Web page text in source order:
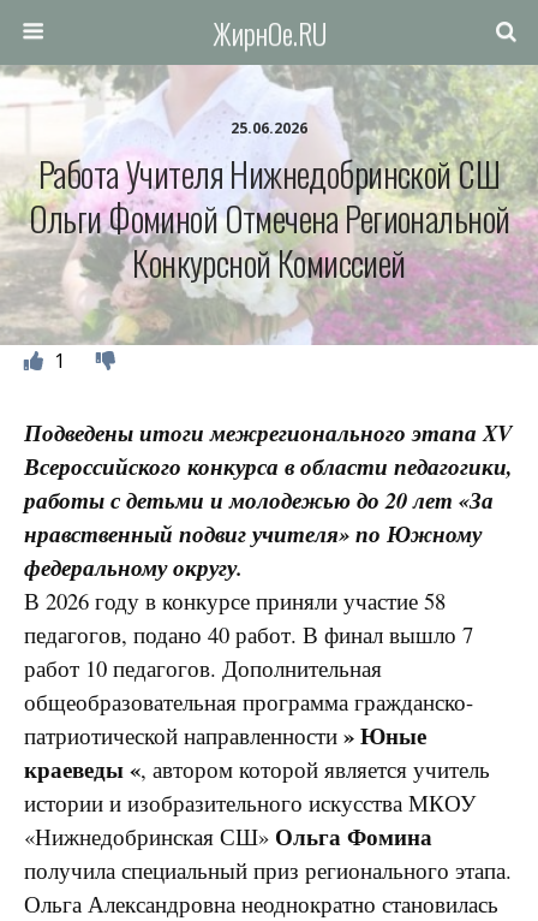
ЖирнОе.RU
25.06.2026
Работа Учителя Нижнедобринской СШ
Ольги Фоминой Отмечена Региональной
Конкурсной Комиссией
1
Подведены итоги межрегионального этапа XV
Всероссийского конкурса в области педагогики,
работы с детьми и молодежью до 20 лет «За
нравственный подвиг учителя» по Южному
федеральному округу.
В 2026 году в конкурсе приняли участие 58
педагогов, подано 40 работ. В финал вышло 7
работ 10 педагогов. Дополнительная
общеобразовательная программа гражданско-
патриотической направленности » Юные
краеведы «, автором которой является учитель
истории и изобразительного искусства МКОУ
«Нижнедобринская СШ» Ольга Фомина
получила специальный приз регионального этапа.
Ольга Александровна неоднократно становилась